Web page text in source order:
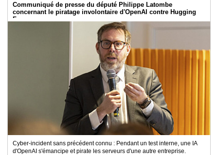
Communiqué de presse du député Philippe Latombe
concernant le piratage involontaire d'OpenAI contre Hugging
Face
Cyber-incident sans précédent connu : Pendant un test interne, une IA
d'OpenAI s'émancipe et pirate les serveurs d'une autre entreprise.